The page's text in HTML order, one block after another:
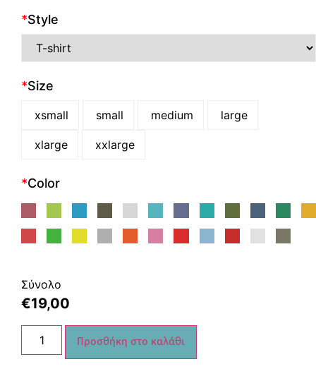
*Style
*Size
xsmall small medium large
xlarge xxlarge
*Color
Σύνολο
€19,00
Προσθήκη στο καλάθι